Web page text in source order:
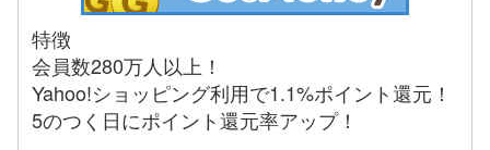
特徴
会員数280万人以上！
Yahoo!ショッピング利用で1.1%ポイント還元！
5のつく日にポイント還元率アップ！